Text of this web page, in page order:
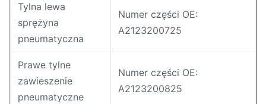
Tylna lewa
sprężyna
pneumatyczna
Numer części OE:
A2123200725
Prawe tylne
zawieszenie
pneumatyczne
Numer części OE:
A2123200825